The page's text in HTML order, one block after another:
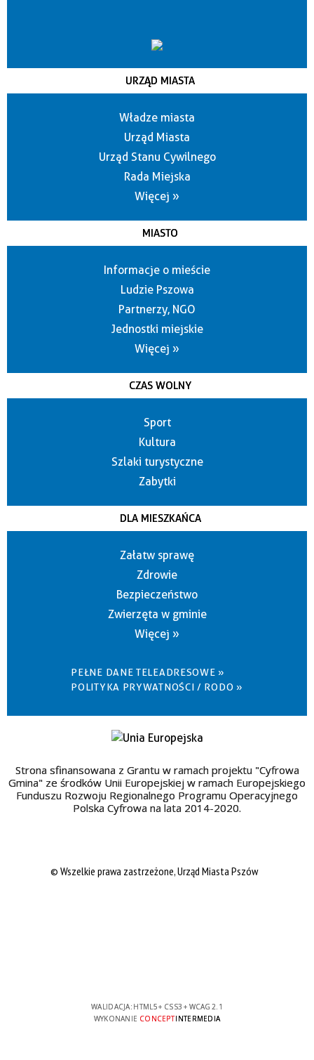
URZĄD MIASTA
Władze miasta
Urząd Miasta
Urząd Stanu Cywilnego
Rada Miejska
Więcej »
MIASTO
Informacje o mieście
Ludzie Pszowa
Partnerzy, NGO
Jednostki miejskie
Więcej »
CZAS WOLNY
Sport
Kultura
Szlaki turystyczne
Zabytki
DLA MIESZKAŃCA
Załatw sprawę
Zdrowie
Bezpieczeństwo
Zwierzęta w gminie
Więcej »
PEŁNE DANE TELEADRESOWE »
POLITYKA PRYWATNOŚCI / RODO »
Strona sfinansowana z Grantu w ramach projektu "Cyfrowa
Gmina" ze środków Unii Europejskiej w ramach Europejskiego
Funduszu Rozwoju Regionalnego Programu Operacyjnego
Polska Cyfrowa na lata 2014-2020.
© Wszelkie prawa zastrzeżone, Urząd Miasta Pszów
WALIDACJA: HTML5+ CSS3 + WCAG 2.1
WYKONANIE CONCEPTINTERMEDIA